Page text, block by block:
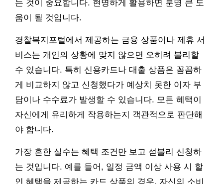
는 것이 중요합니다. 현명하게 활용하면 분명 큰 도
움이 될 것입니다.
경찰복지포털에서 제공하는 금융 상품이나 제휴 서
비스는 개인의 상황에 맞지 않으면 오히려 불리할
수 있습니다. 특히 신용카드나 대출 상품은 꼼꼼하
게 비교하지 않고 신청했다가 예상치 못한 이자 부
담이나 수수료가 발생할 수 있습니다. 모든 혜택이
자신에게 유리하게 작용하는지 객관적으로 판단해
야 합니다.
가장 흔한 실수는 혜택 조건만 보고 섣불리 신청하
는 것입니다. 예를 들어, 일정 금액 이상 사용 시 할
인 혜택을 제공하는 카드 상품의 경우, 자신의 소비